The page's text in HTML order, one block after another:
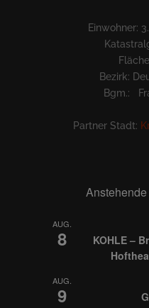
Einwohner:
Bezirk:
Bgm.:
Partner Stadt:
AUG.
8
KOHLE –
AUG.
9